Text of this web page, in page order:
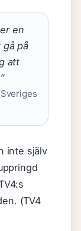
en
gå på
att
inte själv
(TV4